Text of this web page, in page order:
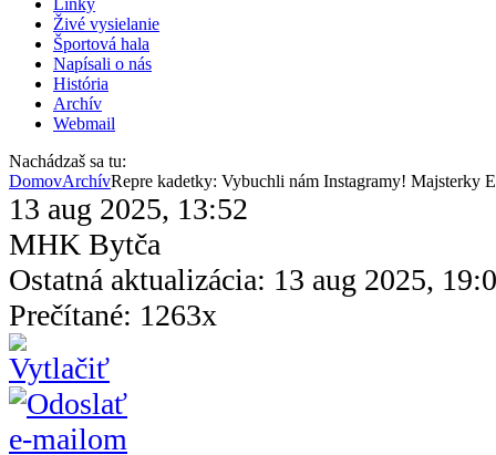
Živé vysielanie
Športová hala
Napísali o nás
História
Archív
Webmail
Nachádzaš sa tu:
DomovArchívRepre kadetky: Vybuchli nám Instagramy! Majsterky
13 aug 2025, 13:52
MHK Bytča
Ostatná aktualizácia: 13 aug 2025,
Prečítané: 1263x